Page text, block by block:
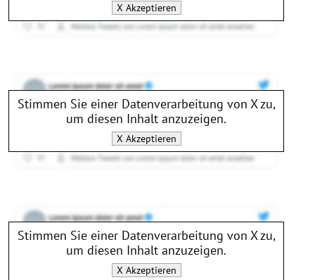
X Akzeptieren
Stimmen Sie einer Datenverarbeitung von Xzu,
um diesen Inhalt anzuzeigen.
X Akzeptieren
Stimmen Sie einer Datenverarbeitung von Xzu,
um diesen Inhalt anzuzeigen.
X Akzeptieren